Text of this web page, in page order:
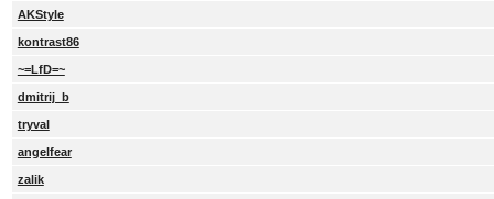
AKStyle
kontrast86
~=LfD=~
dmitrij_b
tryval
angelfear
zalik